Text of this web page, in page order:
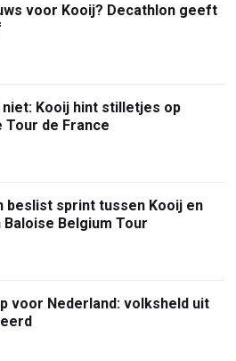
voor Kooij? Decathlon geeft
Kooij hint stilletjes op
Tour de France
beslist sprint tussen Kooij en
Belgium Tour
voor Nederland: volksheld uit